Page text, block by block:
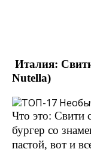
Италия:
Nutella)
Что это: Свити
бургер со
пастой, вот и